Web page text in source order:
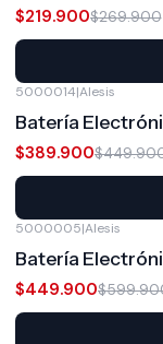
$219.900$269.900
5000014|Alesis
Batería
$389.900
5000005|Alesis
Batería
$449.900